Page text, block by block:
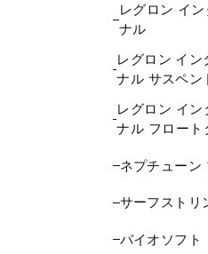
レグロン イ
ナル
レグロン イン
ナル サスペン
レグロン イン
ナル フロート
ネプチューン
サーフストリ
バイオソフト